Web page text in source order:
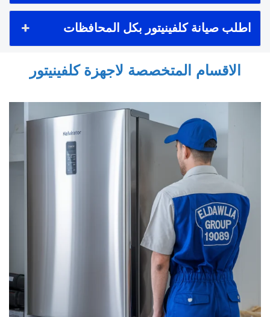
اطلب صيانة كلفينيتور بكل المحافظات
الاقسام المتخصصة لاجهزة كلفينيتور